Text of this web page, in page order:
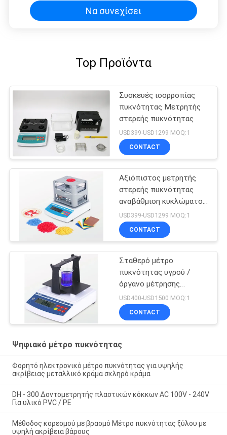
Να συνεχίσει
Top Προϊόντα
Συσκευές ισορροπίας
πυκνότητας Μετρητής
στερεής πυκνότητας
USD399-USD1299 MOQ:1
CONTACT
Αξιόπιστος μετρητής
στερεής πυκνότητας
αναβάθμιση κυκλώματος
με καλώδιο σύνδεσης
δεδομένων
USD399-USD1299 MOQ:1
CONTACT
Σταθερό μέτρο
πυκνότητας υγρού /
όργανο μέτρησης
συγκέντρωσης για
ισχυρά οξέα αλκαλικά
υγρά
USD400-USD1500 MOQ:1
CONTACT
Ψηφιακό μέτρο πυκνότητας
Φορητό ηλεκτρονικό μέτρο πυκνότητας για υψηλής
ακρίβειας μεταλλικό κράμα σκληρό κράμα
DH - 300 Δοντομετρητής πλαστικών κόκκων AC 100V - 240V
Για υλικό PVC / PE
Μέθοδος κορεσμού με βρασμό Μέτρο πυκνότητας ξύλου με
υψηλή ακρίβεια βάρους